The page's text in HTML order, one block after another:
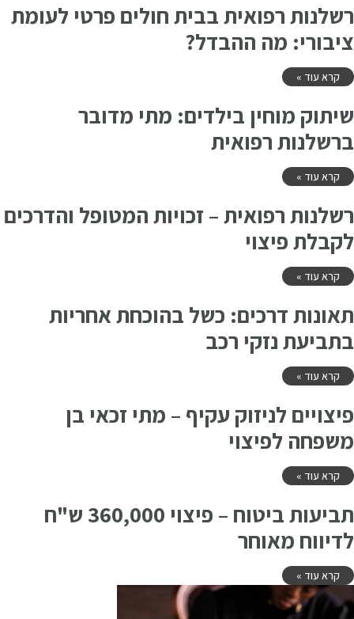
רשלנות רפואית בבית חולים פרטי לעומת
ציבורי: מה ההבדל?
קרא עוד »
שיתוק מוחין בילדים: מתי מדובר
ברשלנות רפואית
קרא עוד »
רשלנות רפואית – זכויות המטופל והדרכים
לקבלת פיצוי
קרא עוד »
תאונות דרכים: כשל בהוכחת אחריות
בתביעת נזקי רכב
קרא עוד »
פיצויים לניזוק עקיף – מתי זכאי בן
משפחה לפיצוי
קרא עוד »
תביעות ביטוח – פיצוי 360,000 ש"ח
לדיווח מאוחר
קרא עוד »